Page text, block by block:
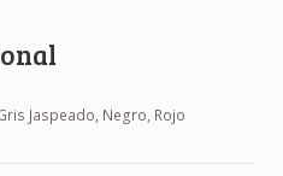
Jaspeado, Negro, Rojo